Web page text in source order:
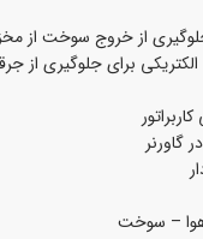
از خروج سوخت از
برای جلوگیری از
گاورنر
هوا – سوخت